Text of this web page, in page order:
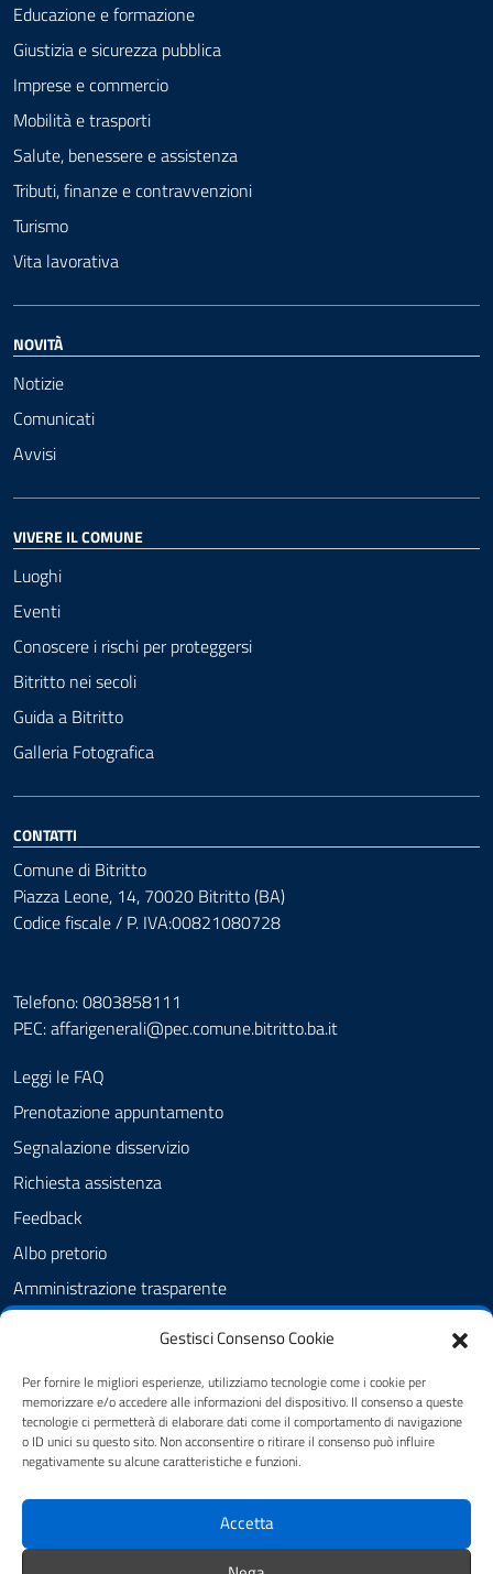
Gestisci Consenso Cookie
Per fornire le migliori esperienze, utilizziamo tecnologie come i cookie per
memorizzare e/o accedere alle informazioni del dispositivo. Il consenso a queste
tecnologie ci permetterà di elaborare dati come il comportamento di navigazione
o ID unici su questo sito. Non acconsentire o ritirare il consenso può influire
negativamente su alcune caratteristiche e funzioni.
Accetta
Educazione e formazione
Giustizia e sicurezza pubblica
Imprese e commercio
Mobilità e trasporti
Salute, benessere e assistenza
Tributi, finanze e contravvenzioni
Turismo
Vita lavorativa
NOVITÀ
Notizie
Comunicati
Avvisi
VIVERE IL COMUNE
Luoghi
Eventi
Conoscere i rischi per proteggersi
Bitritto nei secoli
Guida a Bitritto
Galleria Fotografica
CONTATTI
Comune di Bitritto
Piazza Leone, 14, 70020 Bitritto (BA)
Codice fiscale / P. IVA:00821080728
Telefono: 0803858111
PEC:affarigenerali@pec.comune.bitritto.ba.it
Leggi le FAQ
Prenotazione appuntamento
Segnalazione disservizio
Richiesta assistenza
Feedback
Albo pretorio
Amministrazione trasparente
Dichiarazione di accessibilità
Note legali
SEGUICI SU
youtube twitter facebook